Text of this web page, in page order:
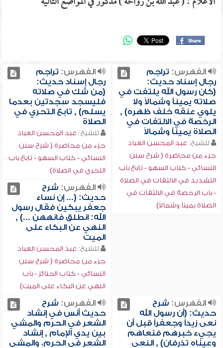
الفهرس: تراجم
رجال إسناد حديث:
(كان رسول الله يلتفت في
صلاته يميناً وشمالاً ولا
يلوي عنقه خلف ظهره) ,
الرخصة في الالتفات في
الصلاة يميناً وشمالاً
للشيخ: عبد المحسن العباد
جزء من محاضرة ( شرح سنن
النسائي - كتاب السهو - تابع باب
التشديد في الالتفات في الصلاة
- باب الرخصة في الالتفات في
الصلاة يميناً وشمالاً)
الفهرس: تراجم
رجال إسناد حديث:
(من شك في صلاته
فليسجد سجدتين بعدما
يسلم) , تابع التحري في
الصلاة
للشيخ: عبد المحسن العباد
جزء من محاضرة ( شرح سنن
النسائي - كتاب السهو - تابع باب
التحري في الصلاة)
الفهرس: شرح
حديث: (... إن نساء
جعفر يبكين فقال رسول
الله: انطلق فانههن ...) ,
النهي عن البكاء على
الميت
للشيخ: عبد المحسن العباد
جزء من محاضرة ( شرح سنن
النسائي - كتاب الجنائز - باب
النهي عن البكاء على الميت)
الفهرس: شرح
حديث: (أن رسول الله
نعى زيداً وجعفراً قبل أن
يجيء خبرهم فنعاهم
وعيناه تذرفان) , النعي
الفهرس: شرح
حديث أنس في إنشاد
الشعر في الحرم والمشي
بين يدي الإمام , إنشاد
الشعر في الحرم، والمشي